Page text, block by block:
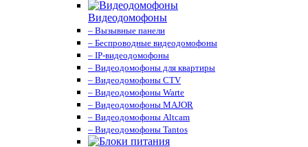
Видеодомофоны
– Вызывные панели
– Беспроводные видеодомофоны
– IP-видеодомофоны
– Видеодомофоны для квартиры
– Видеодомофоны CTV
– Видеодомофоны Warte
– Видеодомофоны MAJOR
– Видеодомофоны Altcam
– Видеодомофоны Tantos